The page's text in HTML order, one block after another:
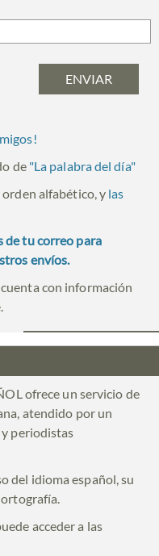
de "La palabra del día"
orden alfabético, y las
de tu correo para
envíos.
con información
ofrece un servicio de
atendido por un
periodistas
del idioma español, su
acceder a las